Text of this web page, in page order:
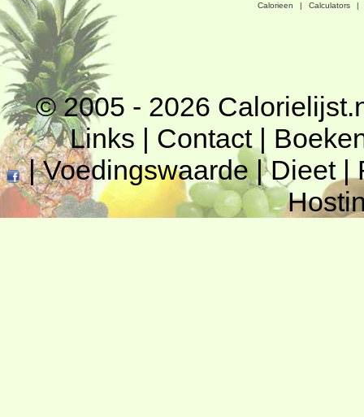
Calorieen | Calculators |
© 2005 - 2026
Links | Contact|
|Voedingswaarde|Dieet|